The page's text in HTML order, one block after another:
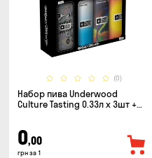
(0)
Набор пива Underwood
Culture Tasting 0.33л x 3шт +
0,00
грн за 1